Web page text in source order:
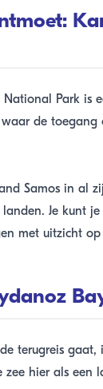
Park is
de
Samos in al
Je kunt
met uitzicht op
terugreis
zee hier als een